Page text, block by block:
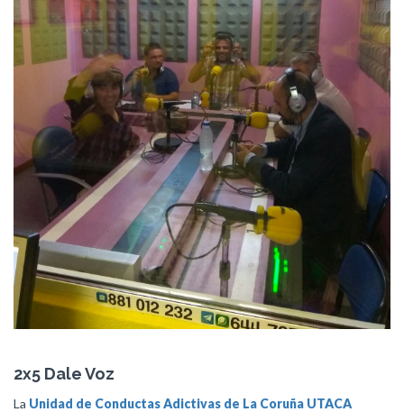
2x5 Dale Voz
La Unidad de Conductas Adictivas de La Coruña UTACA